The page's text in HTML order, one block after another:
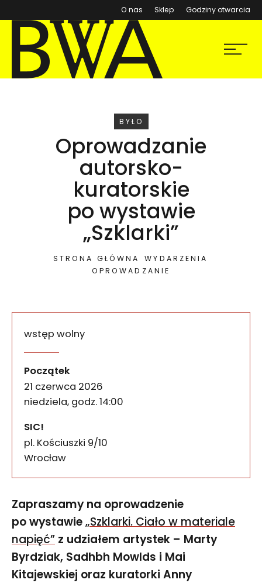
O nas Sklep (otwiera się w nowym
Godziny otwarcia
BWA Wrocław
Galerie Sztuki Współczesnej
Menu
WYDARZENIE
BYŁO
Oprowadzanie
autorsko-
kuratorskie
po wystawie
„Szklarki”
STRONA GŁÓWNA
WYDARZENIA
OPROWADZANIE
wstęp wolny
Zapraszamy na oprowadzenie po wystawie
Początek
21 czerwca 2026
niedziela, godz. 14:00
SIC!
pl. Kościuszki 9/10
50-028
Wrocław
Zapraszamy na oprowadzenie
po wystawie„Szklarki. Ciało w materiale
napięć” z udziałem artystek – Marty
Byrdziak, Sadhbh Mowlds i Mai
Kitajewskiej oraz kuratorki Anny